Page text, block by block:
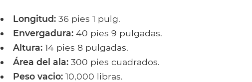
Longitud:36 pies 1 pulg.
Envergadura:40 pies 9 pulgadas.
Altura:14 pies 8 pulgadas.
Área del ala:300 pies cuadrados.
Peso vacio:10,000 libras.